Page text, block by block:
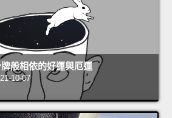
牌般相依的好運與厄運
10-07